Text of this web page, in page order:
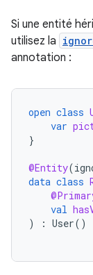
Si une entité
utilisez la
annotation :
open class
var
}
@Entity(
data class
val
)
: User()